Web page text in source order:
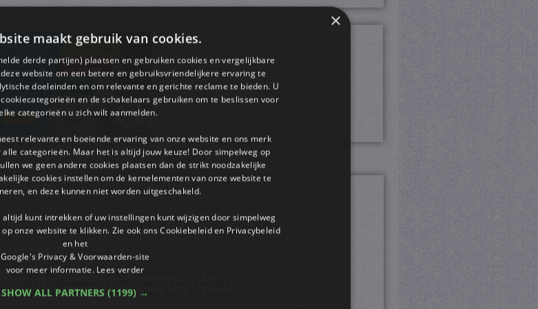
×
maakt gebruik van cookies.
derde partijen) plaatsen en gebruiken cookies en vergelijkbare
website om een ​​betere en gebruiksvriendelijkere ervaring te
doeleinden en om relevante en gerichte reclame te bieden. U
en de schakelaars gebruiken om te beslissen voor
categorieën u zich wilt aanmelden.
relevante en boeiende ervaring van onze website en ons merk
categorieën. Maar het is altijd jouw keuze! Door simpelweg op
we geen andere cookies plaatsen dan de strikt noodzakelijke
cookies instellen om de kernelementen van onze website te
en deze kunnen niet worden uitgeschakeld.
kunt intrekken of uw instellingen kunt wijzigen door simpelweg
onze website te klikken. Zie ook ons ​​Cookiebeleid en Privacybeleid
en het
Google's Privacy & Voorwaarden-site
voor meer informatie. Lees verder
SHOW ALL PARTNERS (1199) →